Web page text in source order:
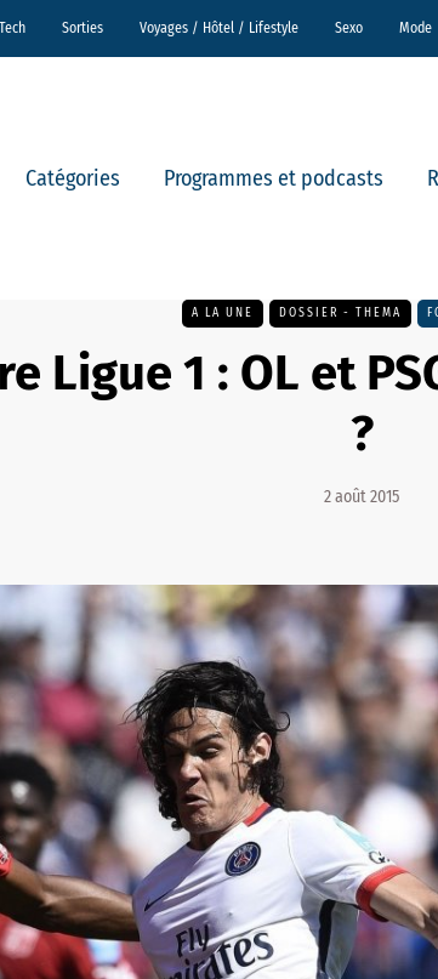
Sorties Voyages / Hôtel / Lifestyle Sexo Mode
Catégories Programmes et podcasts
A LA UNE DOSSIER - THEMA
Ligue 1 : OL et
?
2 août 2015